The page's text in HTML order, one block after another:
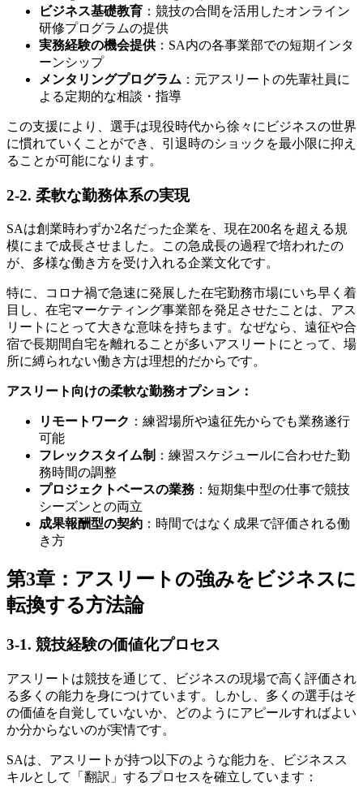
ビジネス基礎教育 ：競技の合間を活用したオンライン
研修プログラムの提供
実務経験の機会提供：SA内の各事業部での短期インタ
ーンシップ
メンタリングプログラム ：元アスリートの先輩社員に
よる定期的な相談・指導
この支援により、選手は現役時代から徐々にビジネスの世界
に慣れていくことができ、引退時のショックを最小限に抑え
ることが可能になります。
2-2. 柔軟な勤務体系の実現
SAは創業時わずか2名だった企業を、現在200名を超える規
模にまで成長させました。この急成長の過程で培われたの
が、多様な働き方を受け入れる企業文化です。
特に、コロナ禍で急速に発展した在宅勤務市場にいち早く着
目し、在宅マーケティング事業部を発足させたことは、アス
リートにとって大きな意味を持ちます。なぜなら、遠征や合
宿で長期間自宅を離れることが多いアスリートにとって、場
所に縛られない働き方は理想的だからです。
アスリート向けの柔軟な勤務オプション：
リモートワーク ：練習場所や遠征先からでも業務遂行
可能
フレックスタイム制 ：練習スケジュールに合わせた勤
務時間の調整
プロジェクトベースの業務 ：短期集中型の仕事で競技
シーズンとの両立
成果報酬型の契約 ：時間ではなく成果で評価される働
き方
第3章：アスリートの強みをビジネスに
転換する方法論
3-1. 競技経験の価値化プロセス
アスリートは競技を通じて、ビジネスの現場で高く評価され
る多くの能力を身につけています。しかし、多くの選手はそ
の価値を自覚していないか、どのようにアピールすればよい
か分からないのが実情です。
SAは、アスリートが持つ以下のような能力を、ビジネスス
キルとして「翻訳」するプロセスを確立しています：